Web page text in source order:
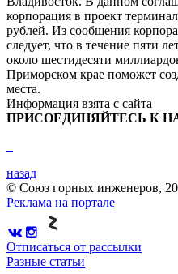
корпорация в проект
рублей. Из сообщения
следует, что в течение пяти
около шестидесяти
Приморском крае поможет
места.
Информация взята с сайта
ПРИСОЕДИНЯЙТЕСЬ К
назад
© Союз горных инженеров,
Реклама на портале
Отписаться от рассылки
Разные статьи